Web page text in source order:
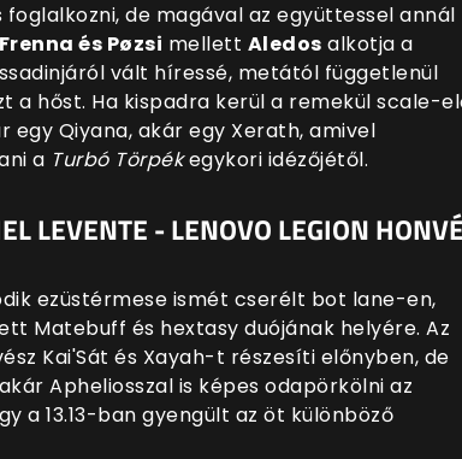
de magával az együttessel annál
és Pøzsi mellett Aledos alkotja a
vált híressé, metától függetlenül
a hőst. Ha kispadra kerül a remekül scale-
egy Qiyana, akár egy Xerath, amivel
a Turbó Törpékegykori idézőjétől.
LEVENTE - LENOVO LEGION
ezüstérmese ismét cserélt bot lane-en,
Matebuff és hextasy duójának helyére. Az
Kai'Sát és Xayah-t részesíti előnyben, de
Apheliosszal is képes odapörkölni az
a 13.13-ban gyengült az öt különböző